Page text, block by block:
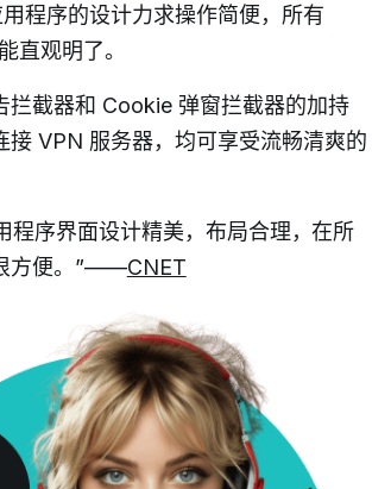
程序的设计力求操作简便，所有
直观明了。
拦截器和 Cookie 弹窗拦截器的加持
接 VPN 服务器，均可享受流畅清爽的
程序界面设计精美，布局合理，在所
方便。”——CNET